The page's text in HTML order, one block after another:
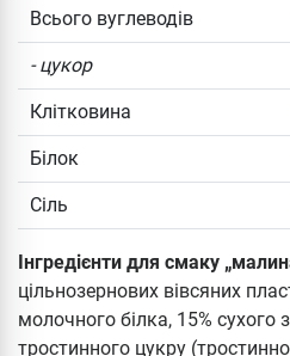
Всього вуглеводів
- цукор
Клітковина
Білок
Сіль
Інгредієнти для смаку
цільнозернових вівсяних
молочного білка, 15%
тростинного цукру